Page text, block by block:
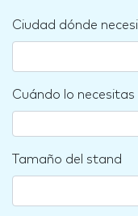
Ciudad dónde
Cuándo lo necesitas
Tamaño del stand